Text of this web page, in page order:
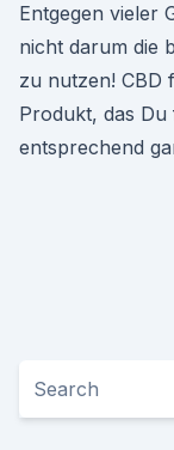
Entgegen vieler
nicht darum die
zu nutzen! CBD
Produkt, das
entsprechend